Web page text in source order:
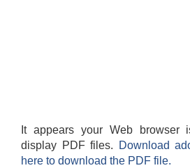
It appears your Web browser
display PDF files.
Download
here to download the PDF file.